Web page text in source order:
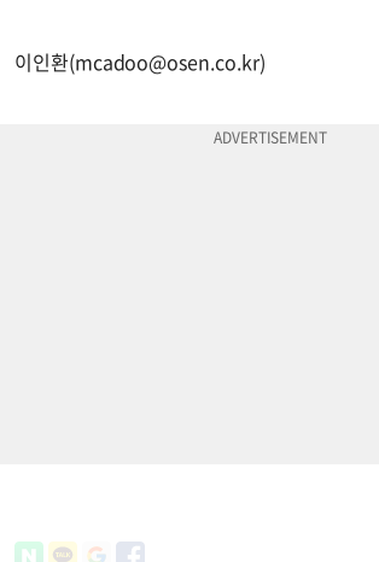
이인환(mcadoo@osen.co.kr)